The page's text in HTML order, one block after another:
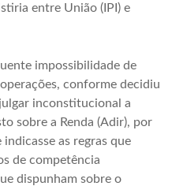
entre União (IPI) e
impossibilidade de
conforme decidiu
inconstitucional a
sobre a Renda (Adir), por
as regras que
de competência
dispunham sobre o